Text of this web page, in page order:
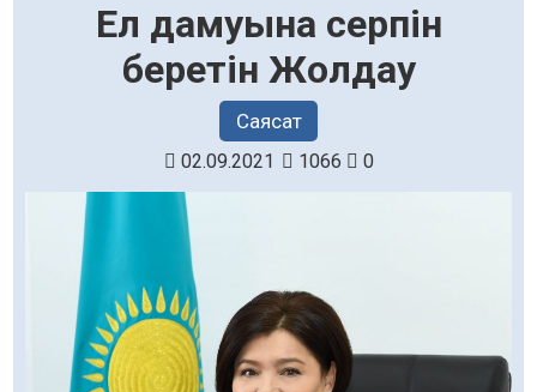
Ел дамуына серпін
беретін Жолдау
Саясат
02.09.2021 1066 0